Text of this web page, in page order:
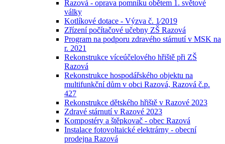
Razová - oprava pomníku obětem 1. světové
války
Kotlíkové dotace - Výzva č. 1⁄2019
Zřízení počítačové učebny ZŠ Razová
Program na podporu zdravého stárnutí v MSK na
r. 2021
Rekonstrukce víceúčelového hřiště při ZŠ
Razová
Rekonstrukce hospodářského objektu na
multifunkční dům v obci Razová, Razová č.p.
427
Rekonstrukce dětského hřiště v Razové 2023
Zdravé stárnutí v Razové 2023
Kompostéry a štěpkovač - obec Razová
Instalace fotovoltaické elektrárny - obecní
prodejna Razová